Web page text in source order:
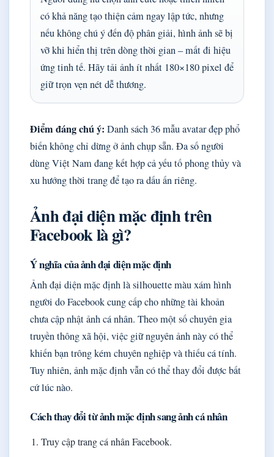
có khả năng tạo thiện cảm ngay lập tức, nhưng
nếu không chú ý đến độ phân giải, hình ảnh sẽ bị
vỡ khi hiển thị trên dòng thời gian – mất đi hiệu
ứng tinh tế. Hãy tải ảnh ít nhất 180×180 pixel để
giữ trọn vẹn nét dễ thương.
Điểm đáng chú ý: Danh sách 36 mẫu avatar đẹp phổ
biến không chỉ dừng ở ảnh chụp sẵn. Đa số người
dùng Việt Nam đang kết hợp cả yếu tố phong thủy và
xu hướng thời trang để tạo ra dấu ấn riêng.
Ảnh đại diện mặc định trên
Facebook là gì?
Ý nghĩa của ảnh đại diện mặc định
Ảnh đại diện mặc định là silhouette màu xám hình
người do Facebook cung cấp cho những tài khoản
chưa cập nhật ảnh cá nhân. Theo một số chuyên gia
truyền thông xã hội, việc giữ nguyên ảnh này có thể
khiến bạn trông kém chuyên nghiệp và thiếu cá tính.
Tuy nhiên, ảnh mặc định vẫn có thể thay đổi được bất
cứ lúc nào.
Cách thay đổi từ ảnh mặc định sang ảnh cá nhân
Truy cập trang cá nhân Facebook.